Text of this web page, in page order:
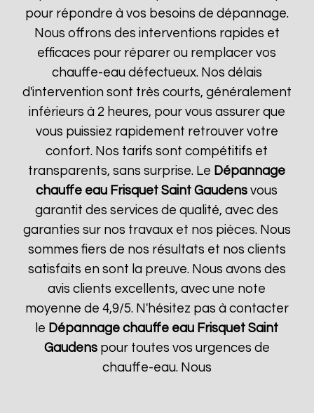
pour répondre à vos besoins de dépannage.
Nous offrons des interventions rapides et
efficaces pour réparer ou remplacer vos
chauffe-eau défectueux. Nos délais
d'intervention sont très courts, généralement
inférieurs à 2 heures, pour vous assurer que
vous puissiez rapidement retrouver votre
confort. Nos tarifs sont compétitifs et
transparents, sans surprise. Le Dépannage
chauffe eau Frisquet Saint Gaudens vous
garantit des services de qualité, avec des
garanties sur nos travaux et nos pièces. Nous
sommes fiers de nos résultats et nos clients
satisfaits en sont la preuve. Nous avons des
avis clients excellents, avec une note
moyenne de 4,9/5. N'hésitez pas à contacter
le Dépannage chauffe eau Frisquet Saint
Gaudenspour toutes vos urgences de
chauffe-eau. Nous